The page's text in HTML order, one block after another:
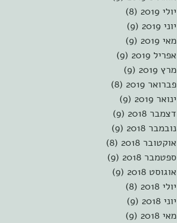
יולי 2019
(8)
יוני 2019
(9)
מאי 2019
(9)
אפריל 2019
(9)
מרץ 2019
(9)
פברואר 2019
(8)
ינואר 2019
(9)
דצמבר 2018
(9)
נובמבר 2018
(9)
אוקטובר 2018
(8)
ספטמבר 2018
(9)
אוגוסט 2018
(9)
יולי 2018
(8)
יוני 2018
(9)
מאי 2018
(9)